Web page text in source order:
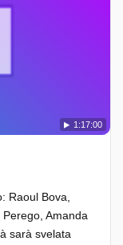
1:17:00
Raoul Bova,
Amanda
sarà svelata